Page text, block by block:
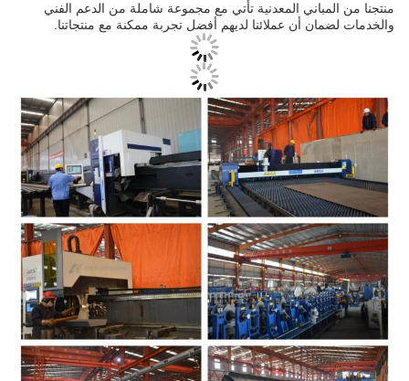
منتجنا من المباني المعدنية تأتي مع مجموعة شاملة من الدعم الفني
والخدمات لضمان أن عملائنا لديهم أفضل تجربة ممكنة مع منتجاتنا.